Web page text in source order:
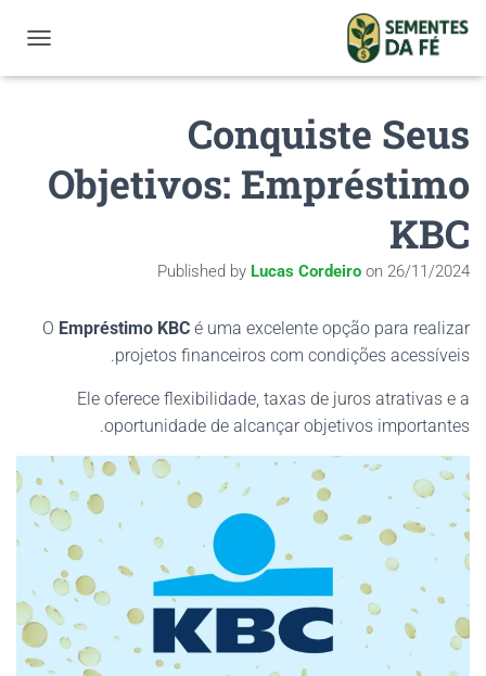
Conquiste Seus
Objetivos: Empréstimo
KBC
Published by Lucas Cordeiro on 26/11/2024
O Empréstimo KBC é uma excelente opção para realizar
projetos financeiros com condições acessíveis.
Ele oferece flexibilidade, taxas de juros atrativas e a
oportunidade de alcançar objetivos importantes.